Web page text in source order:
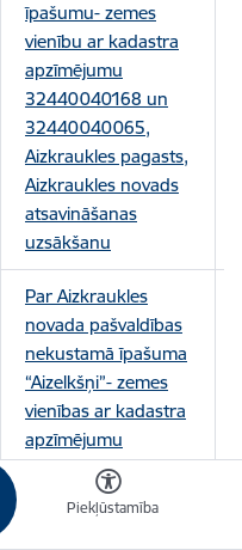
Piekļūstamība
īpašumu- zemes
vienību ar kadastra
apzīmējumu
32440040168 un
32440040065,
Aizkraukles pagasts,
Aizkraukles novads
atsavināšanas
uzsākšanu
Par Aizkraukles
novada pašvaldības
nekustamā īpašuma
“Aizelkšņi”- zemes
vienības ar kadastra
apzīmējumu
32440030052,
Aizkraukles pagasts,